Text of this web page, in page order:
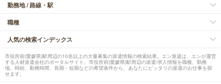
勤務地 / 路線・駅
職種
人気の検索インデックス
市役所前(愛媛県)駅周辺の10名以上の大量募集の派遣情報の検索結果。エン派遣は、エンが運営
する人材派遣会社のポータルサイト。市役所前(愛媛県)駅周辺の派遣/求人情報を職種、勤務
地、時給、勤務時間、長期・短期などの希望条件から、あなたにピッタリの派遣のお仕事を探
せます。